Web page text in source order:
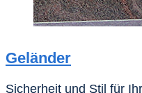
Geländer
Sicherheit und Stil für